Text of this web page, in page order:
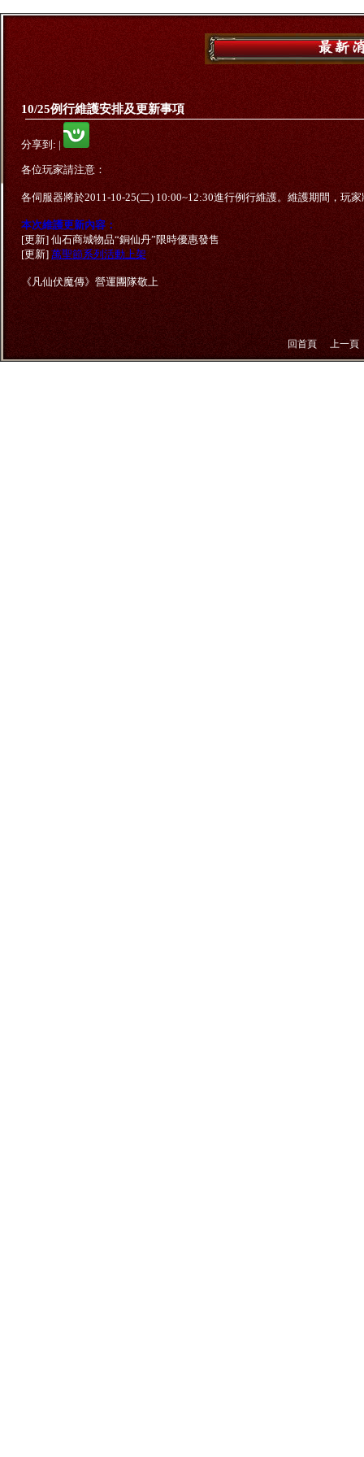
10/25例行維護安排及更新事項
分享到: |
各位玩家請注意：
各伺服器將於2011-10-25(二) 10:00~12:30進行例行維護。維護期間，玩
本次維護更新內容：
[更新] 仙石商城物品“銅仙丹”限時優惠發售
[更新] 萬聖節系列活動上架
《凡仙伏魔傳》營運團隊敬上
回首頁 上一頁